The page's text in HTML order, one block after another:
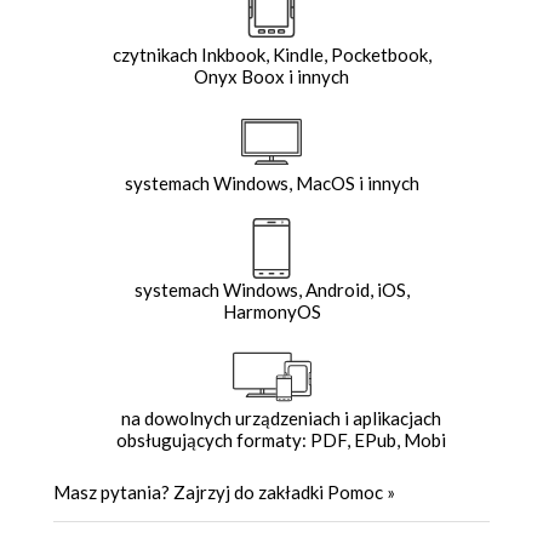
czytnikach Inkbook, Kindle, Pocketbook,
Onyx Boox i innych
systemach Windows, MacOS i innych
systemach Windows, Android, iOS,
HarmonyOS
na dowolnych urządzeniach i aplikacjach
obsługujących formaty: PDF, EPub, Mobi
Masz pytania? Zajrzyj do zakładki Pomoc »